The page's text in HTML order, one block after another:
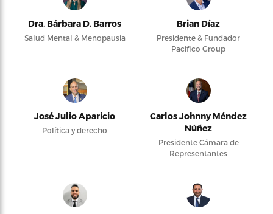
Dra. Bárbara D. Barros
Salud Mental & Menopausia
Brian Díaz
Presidente & Fundador
Pacifico Group
José Julio Aparicio
Política y derecho
Carlos Johnny Méndez
Núñez
Presidente Cámara de
Representantes